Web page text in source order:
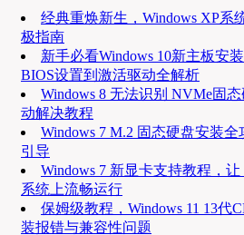
经典重焕新生，Windows XP系
极指南
新手必看Windows 10新主板安
BIOS设置到激活驱动全解析
Windows 8 无法识别 NVMe固
动解决教程
Windows 7 M.2 固态硬盘安装
引导
Windows 7 新显卡支持教程，
系统上流畅运行
保姆级教程，Windows 11 13代
装报错与兼容性问题